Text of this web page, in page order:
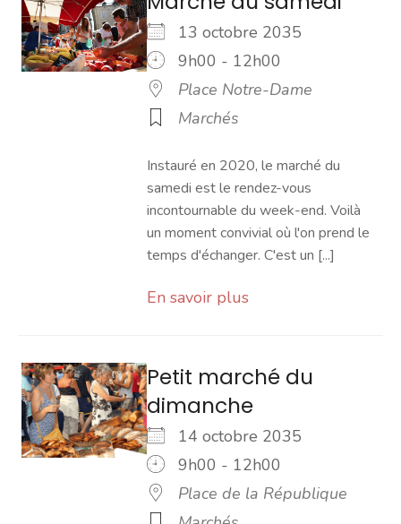
13 octobre 2035
9h00 - 12h00
Place Notre-Dame
Marchés
Instauré en 2020, le marché du
samedi est le rendez-vous
incontournable du week-end. Voilà
un moment convivial où l'on prend le
temps d'échanger. C'est un [...]
En savoir plus
Petit marché du
dimanche
14 octobre 2035
9h00 - 12h00
Place de la République